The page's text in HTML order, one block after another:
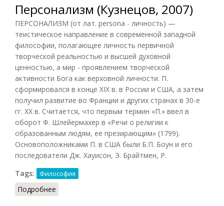
Персонализм (Кузнецов, 2007)
ПЕРСОНАЛИЗМ (от лат. persona - личность) —
теистическое направление в современной западной
философии, полагающее личность первичной
творческой реальностью и высшей духовной
ценностью, а мир - проявлением творческой
активности Бога как верховной личности. П.
сформировался в конце XIX в. в России и США, а затем
получил развитие во Франции и других странах в 30-е
гг. XX в. Считается, что первым термин «П.» ввел в
оборот Ф. Шлейермахер в «Речи о религии к
образованным людям, ее презирающим» (1799).
Основоположниками П. в США были Б.П. Боун и его
последователи Дж. Хауисон, Э. Брайтмен, Р.
Tags:
Философия
Подробнее